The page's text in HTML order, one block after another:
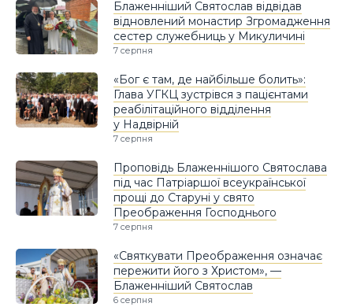
Блаженніший Святослав відвідав
відновлений монастир Згромадження
сестер служебниць у Микуличині
7 серпня
«Бог є там, де найбільше болить»:
Глава УГКЦ зустрівся з пацієнтами
реабілітаційного відділення
у Надвірній
7 серпня
Проповідь Блаженнішого Святослава
під час Патріаршої всеукраїнської
прощі до Старуні у свято
Преображення Господнього
7 серпня
«Святкувати Преображення означає
пережити його з Христом», —
Блаженніший Святослав
6 серпня